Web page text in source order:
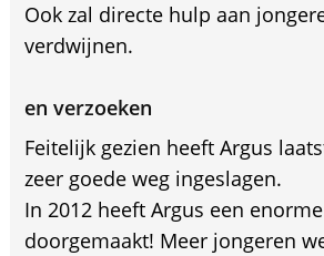
Ook zal directe hulp aan
verdwijnen.
en verzoeken
Feitelijk gezien heeft Argus
zeer goede weg ingeslagen.
In 2012 heeft Argus een
doorgemaakt! Meer jongeren